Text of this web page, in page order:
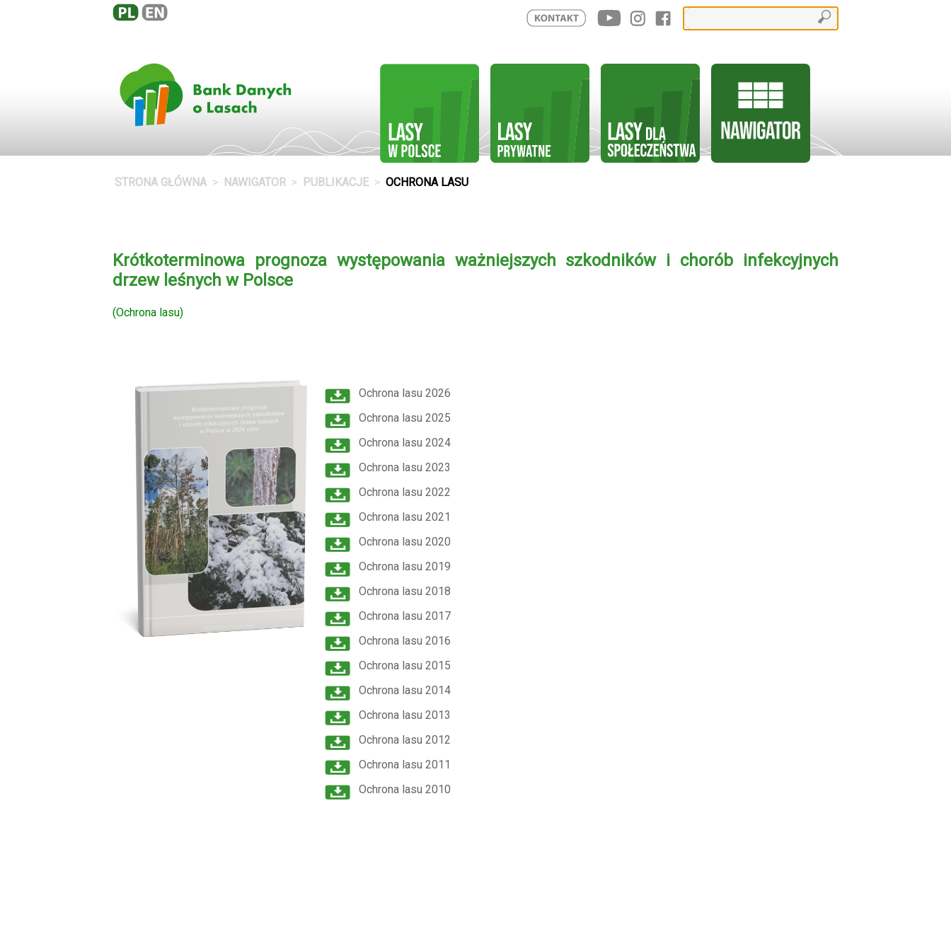
STRONA GŁÓWNA NAWIGATOR PUBLIKACJE OCHRONA LASU
Krótkoterminowa prognoza występowania ważniejszych szkodników i chorób infekcyjnych
drzew leśnych w Polsce
(Ochrona lasu)
Ochrona lasu 2026
Ochrona lasu 2025
Ochrona lasu 2024
Ochrona lasu 2023
Ochrona lasu 2022
Ochrona lasu 2021
Ochrona lasu 2020
Ochrona lasu 2019
Ochrona lasu 2018
Ochrona lasu 2017
Ochrona lasu 2016
Ochrona lasu 2015
Ochrona lasu 2014
Ochrona lasu 2013
Ochrona lasu 2012
Ochrona lasu 2011
Ochrona lasu 2010